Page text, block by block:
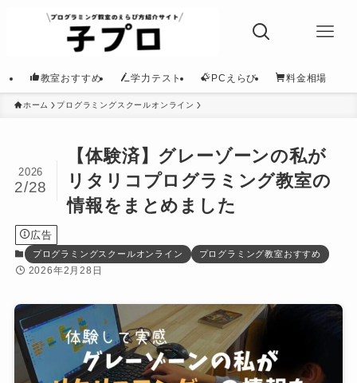
教室おすすめ 学力テスト PCえらび 料金相場
ホーム プログラミングスクールオンライン
【体験済】グレーゾーンの私が
リタリコプログラミング教室の
情報をまとめました
2026
2/28
広告
プログラミングスクールオンライン プログラミング教室おすすめ
2026年2月28日